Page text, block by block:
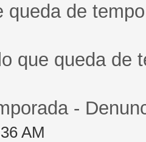
queda de
que queda de
-
AM